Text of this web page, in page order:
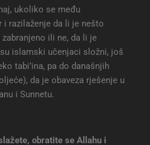
ukoliko se među
razilaženje da li je nešto
ili ne, da li je
islamski učenjaci složni, još
tabi’ina, pa do današnjih
da je obaveza rješenje u
i Sunnetu.
obratite se Allahu i